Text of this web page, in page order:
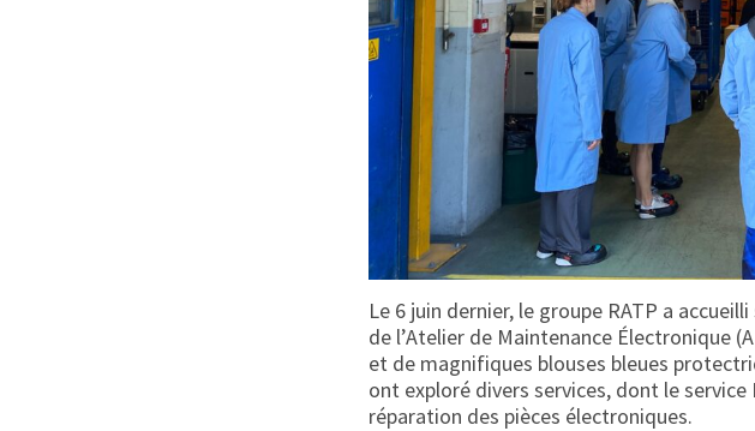
Le 6 juin dernier, le groupe RATP a
de l’Atelier de Maintenance Électronique
et de magnifiques blouses bleues
ont exploré divers services, dont le
réparation des pièces électroniques.